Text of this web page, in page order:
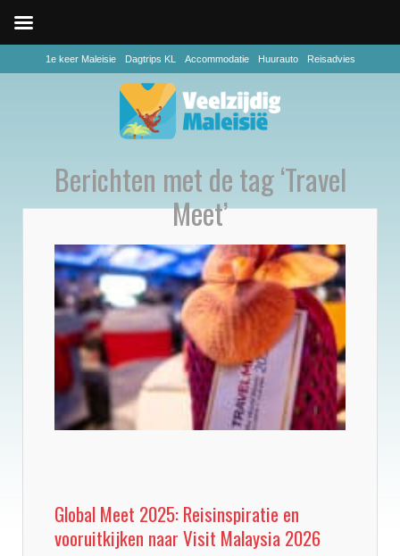
1e keer Maleisie Dagtrips KL Accommodatie Huurauto Reisadvies
Berichten met de tag ‘Travel
Meet’
Global Meet 2025: Reisinspiratie en
vooruitkijken naar Visit Malaysia 2026